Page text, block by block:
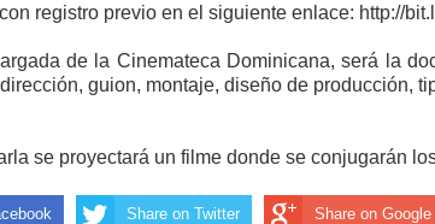
registro previo en el siguiente enlace: http://
de la Cinemateca Dominicana, será la
guion, montaje, diseño de producción,
se proyectará un filme donde se conjugarán
Share on Twitter Share on